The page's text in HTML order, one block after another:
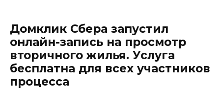
Домклик Сбера запустил
онлайн-запись на просмотр
вторичного жилья. Услуга
бесплатна для всех участников
процесса